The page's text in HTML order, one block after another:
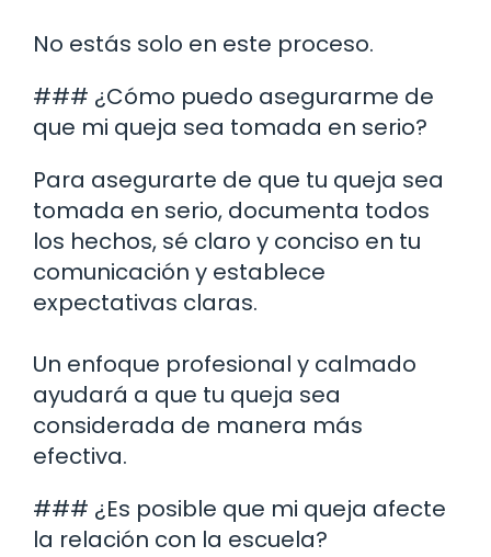
No estás solo en este proceso.
### ¿Cómo puedo asegurarme de
que mi queja sea tomada en serio?
Para asegurarte de que tu queja sea
tomada en serio, documenta todos
los hechos, sé claro y conciso en tu
comunicación y establece
expectativas claras.
Un enfoque profesional y calmado
ayudará a que tu queja sea
considerada de manera más
efectiva.
### ¿Es posible que mi queja afecte
la relación con la escuela?